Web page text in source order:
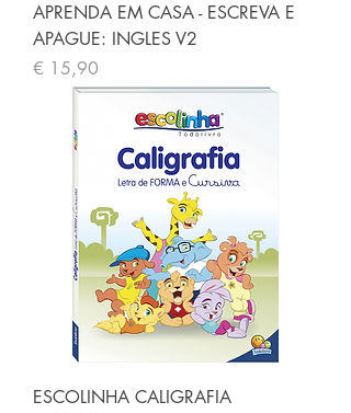
APRENDA EM CASA - ESCREVA E
APAGUE: INGLES V2
Preço
€ 15,90
ESCOLINHA CALIGRAFIA